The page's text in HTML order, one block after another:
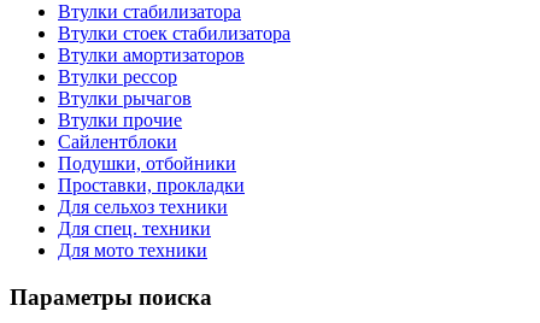
Втулки стабилизатора
Втулки стоек стабилизатора
Втулки амортизаторов
Втулки рессор
Втулки рычагов
Втулки прочие
Сайлентблоки
Подушки, отбойники
Проставки, прокладки
Для сельхоз техники
Для спец. техники
Для мото техники
Параметры поиска